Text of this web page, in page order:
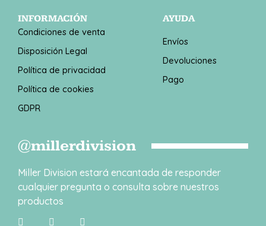
INFORMACIÓN
Condiciones de venta
Disposición Legal
Política de privacidad
Política de cookies
GDPR
AYUDA
Envíos
Devoluciones
Pago
@millerdivision
Miller Division estará encantada de responder
cualquier pregunta o consulta sobre nuestros
productos